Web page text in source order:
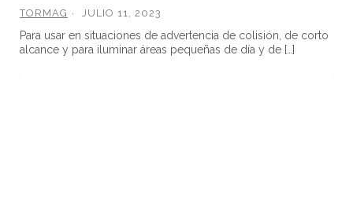
TORMAG JULIO 11, 2023
Para usar en situaciones de advertencia de colisión, de corto
alcance y para iluminar áreas pequeñas de día y de […]